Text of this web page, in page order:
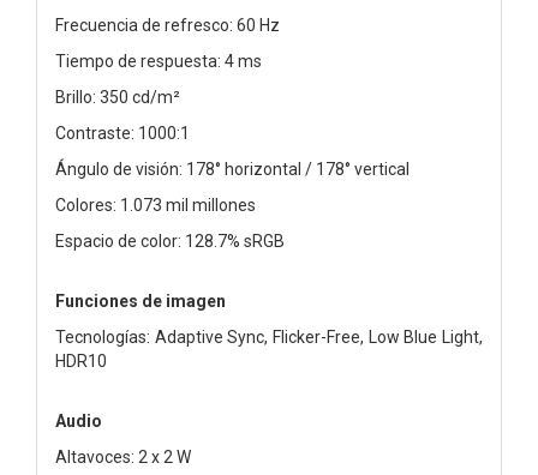
Frecuencia de refresco: 60 Hz
Tiempo de respuesta: 4 ms
Brillo: 350 cd/m²
Contraste: 1000:1
Ángulo de visión: 178° horizontal / 178° vertical
Colores: 1.073 mil millones
Espacio de color: 128.7% sRGB
Funciones de imagen
Tecnologías: Adaptive Sync, Flicker-Free, Low Blue Light,
HDR10
Audio
Altavoces: 2 x 2 W